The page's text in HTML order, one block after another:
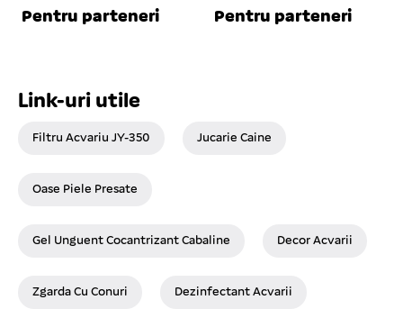
Pentru parteneri Pentru parteneri
Link-uri utile
Filtru Acvariu JY-350 Jucarie Caine
Oase Piele Presate
Gel Unguent Cocantrizant Cabaline Decor Acvarii
Zgarda Cu Conuri Dezinfectant Acvarii